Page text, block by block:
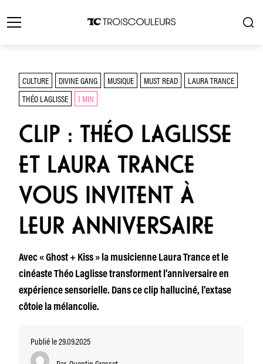
CULTURE DIVINE GANG MUSIQUE MUST READ
LAURA TRANCE
THÉO LAGLISSE
1 MIN
CLIP : THÉO LAGLISSE
ET LAURA TRANCE
VOUS INVITENT À
LEUR ANNIVERSAIRE
Avec « Ghost + Kiss » la musicienne Laura Trance et le
cinéaste Théo Laglisse transforment l’anniversaire en
expérience sensorielle. Dans ce clip halluciné, l’extase
côtoie la mélancolie.
Publié le 29.09.2025